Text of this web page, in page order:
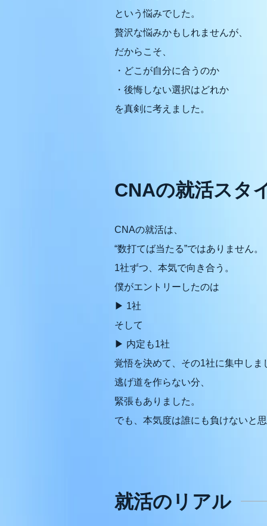
という悩みでした。
贅沢な悩みかもしれませんが、
だからこそ、
・どこが自分に合うのか
・後悔しない選択はどれか
を真剣に考えました。
CNAの就活スタ
CNAの就活は、
“数打てば当たる”ではありません。
1社ずつ、本気で向き合う。
僕がエントリーしたのは
▶ 1社
そして
▶ 内定も1社
覚悟を決めて、その1社に集中しま
逃げ道を作らない分、
緊張もありました。
でも、本気度は誰にも負けないと
就活のリアル